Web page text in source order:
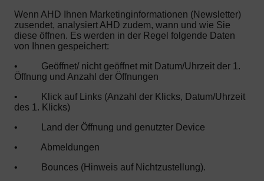
Wenn AHD Ihnen Marketinginformationen (Newsletter)
zusendet, analysiert AHD zudem, wann und wie Sie
diese öffnen. Es werden in der Regel folgende Daten
von Ihnen gespeichert:
•
Geöffnet/ nicht geöffnet mit Datum/Uhrzeit der 1.
Öffnung und Anzahl der Öffnungen
•
Klick auf Links (Anzahl der Klicks, Datum/Uhrzeit
des 1. Klicks)
•
Land der Öffnung und genutzter Device
•
Abmeldungen
•
Bounces (Hinweis auf Nichtzustellung).